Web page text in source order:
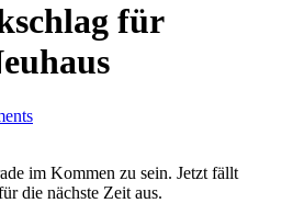
für
im Kommen zu sein. Jetzt fällt
die nächste Zeit aus.